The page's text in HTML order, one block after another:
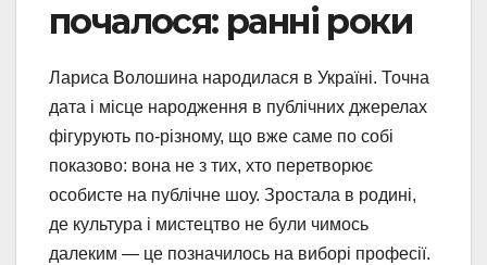
почалося: ранні роки
Лариса Волошина народилася в Україні. Точна
дата і місце народження в публічних джерелах
фігурують по-різному, що вже саме по собі
показово: вона не з тих, хто перетворює
особисте на публічне шоу. Зростала в родині,
де культура і мистецтво не були чимось
далеким — це позначилось на виборі професії.